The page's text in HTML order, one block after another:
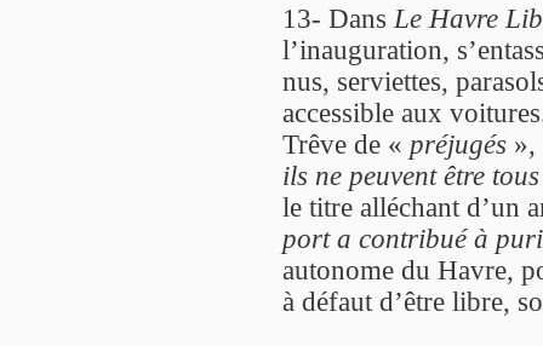
13- Dans Le Havre
l’inauguration,
nus, serviettes,
accessible aux
Trêve de « préjugés »,
ils ne peuvent être
le titre alléchant d’un
port a contribué à
autonome du Havre,
à défaut d’être libre,